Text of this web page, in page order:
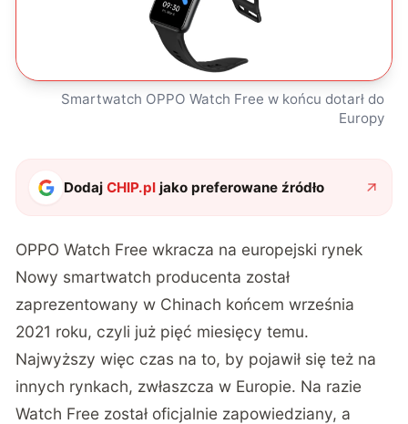
Smartwatch OPPO Watch Free w końcu dotarł do
Europy
DodajCHIP.pl jako preferowane źródło
OPPO Watch Free wkracza na europejski rynek
Nowy smartwatch producenta został
zaprezentowany w Chinach końcem września
2021 roku, czyli już pięć miesięcy temu.
Najwyższy więc czas na to, by pojawił się też na
innych rynkach, zwłaszcza w Europie. Na razie
Watch Free został oficjalnie zapowiedziany, a